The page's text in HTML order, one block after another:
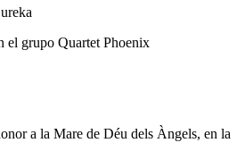
el grupo Quartet Phoenix
a la Mare de Déu dels Àngels, en la